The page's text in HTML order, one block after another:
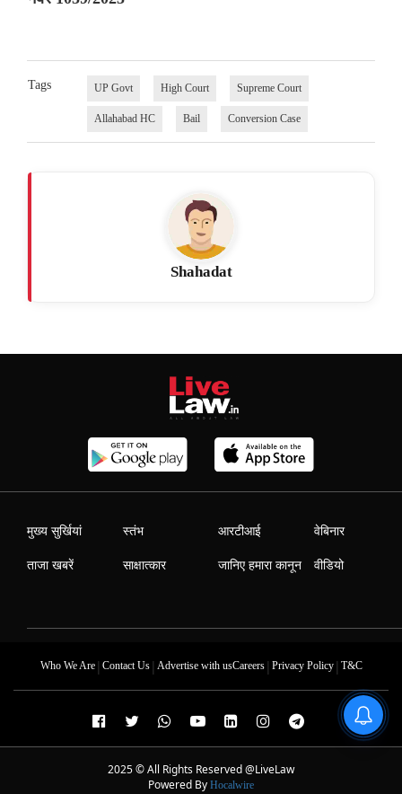
Tags UP Govt High Court Supreme Court
Allahabad HC Bail Conversion Case
Shahadat
मुख्य सुर्खियां
ताजा खबरें
स्तंभ
साक्षात्कार
आरटीआई
जानिए हमारा कानून
वेबिनार
वीडियो
Who We Are| Contact Us| Advertise with usCareers| Privacy Policy| T&C
2025 © All Rights Reserved @LiveLaw
Powered By Hocalwire